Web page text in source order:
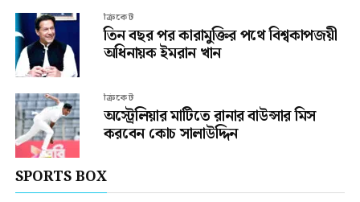
ক্রিকেট
তিন বছর পর কারামুক্তির পথে বিশ্বকাপজয়ী
অধিনায়ক ইমরান খান
ক্রিকেট
অস্ট্রেলিয়ার মাটিতে রানার বাউন্সার মিস
করবেন কোচ সালাউদ্দিন
SPORTS BOX